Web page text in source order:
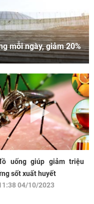
mỗi ngày, giảm 20%
uống giúp giảm triệu
sốt xuất huyết
04/10/2023